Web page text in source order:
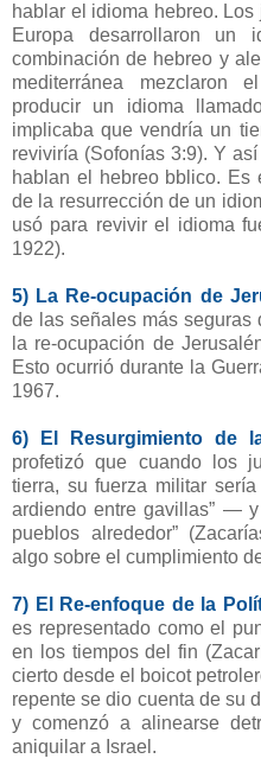
hablar el idioma hebreo.
Europa desarrollaron un
combinación de hebreo y
mediterránea mezclaron
producir un idioma
implicaba que vendría un
reviviría (Sofonías 3:9). Y
hablan el hebreo bblico.
de la resurrección de un
usó para revivir el idioma
1922).
5) La Re-ocupación de
de las señales más
la re-ocupación de
Esto ocurrió durante la
1967.
6) El Resurgimiento de
profetizó que cuando los
tierra, su fuerza militar
ardiendo entre gavillas” — y
pueblos alrededor”
algo sobre el cumplimiento
7) El Re-enfoque de la
es representado como el
en los tiempos del fin
cierto desde el boicot
repente se dio cuenta de su
y comenzó a alinearse
aniquilar a Israel.